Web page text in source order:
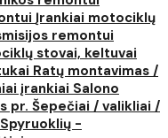
Įrankiai motociklų
remontui
stovai, keltuvai
Ratų montavimas /
įrankiai Salono
pr. Šepečiai / valikliai /
Spyruoklių -